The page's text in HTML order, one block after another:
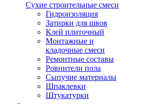
Сухие строительные смеси
Гидроизоляция
Затирки для швов
Клей плиточный
Монтажные и
кладочные смеси
Ремонтные составы
Ровнители пола
Сыпучие материалы
Шпаклевки
Штукатурки